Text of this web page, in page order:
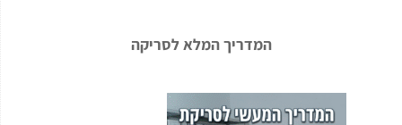
המדריך המלא לסריקה